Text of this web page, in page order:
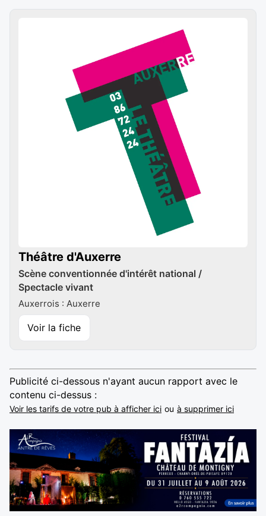
Théâtre d'Auxerre
Scène conventionnée d'intérêt national /
Spectacle vivant
Auxerrois : Auxerre
Voir la fiche
Publicité ci-dessous n'ayant aucun rapport avec le
contenu ci-dessus :
Voir les tarifs de votre pub à afficher ici ou à supprimer ici